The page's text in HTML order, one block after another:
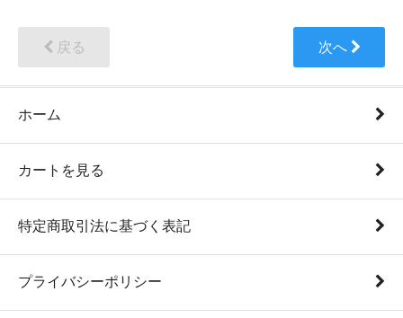
戻る 次へ
ホーム
カートを見る
特定商取引法に基づく表記
プライバシーポリシー